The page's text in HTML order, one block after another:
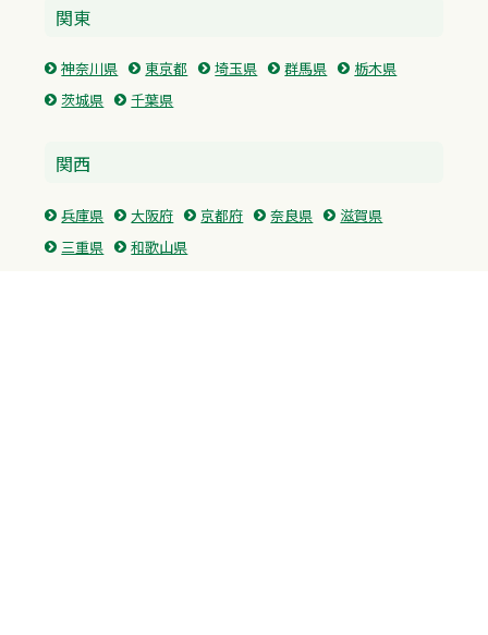
関東
神奈川県 東京都 埼玉県 群馬県
栃木県
茨城県
千葉県
関西
兵庫県 大阪府 京都府 奈良県
滋賀県
三重県
和歌山県